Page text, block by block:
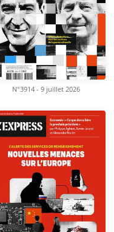
N°3914 - 9 juillet 2026